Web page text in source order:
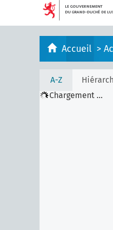
Accueil >
A-Z
Chargement ...